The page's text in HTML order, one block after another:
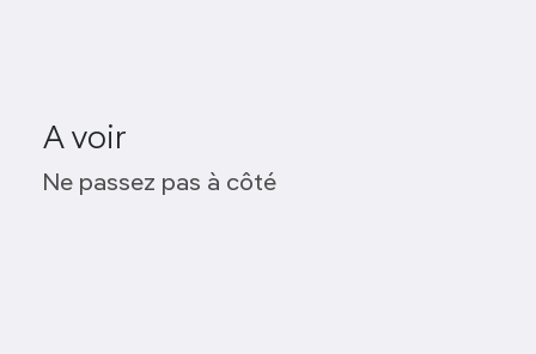
A voir
Ne passez pas à côté
Colline de la Pnyx